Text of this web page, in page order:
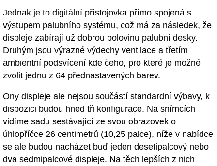
Jednak je to digitální přístojovka přímo spojená s
výstupem palubního systému, což má za následek, že
displeje zabírají už dobrou polovinu palubní desky.
Druhým jsou výrazné výdechy ventilace a třetím
ambientní podsvícení kde čeho, pro které je možné
zvolit jednu z 64 přednastavených barev.
Ony displeje ale nejsou součástí standardní výbavy, k
dispozici budou hned tři konfigurace. Na snímcích
vidíme sadu sestávající ze svou obrazovek o
úhlopříčce 26 centimetrů (10,25 palce), níže v nabídce
se ale budou nacházet buď jeden desetipalcový nebo
dva sedmipalcové displeje. Na těch lepších z nich